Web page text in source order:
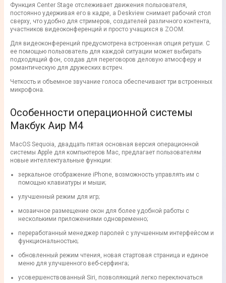
Функция Center Stage отслеживает движения пользователя,
постоянно удерживая его в кадре, а Deskview снимает рабочий стол
сверху, что удобно для стримеров, создателей различного контента,
участников видеоконференций и просто учащихся в ZOOM.
Для видеоконференций предусмотрена встроенная опция ретуши. С
ее помощью пользователь для каждой ситуации может выбирать
подходящий фон, создав для переговоров деловую атмосферу и
романтическую для дружеских встреч.
Четкость и объемное звучание голоса обеспечивают три встроенных
микрофона.
Особенности операционной системы
Макбук Аир М4
MacOS Sequoia, двадцать пятая основная версия операционной
системы Apple для компьютеров Mac, предлагает пользователям
новые интеллектуальные функции:
зеркальное отображение iPhone, возможность управлять им с
помощью клавиатуры и мыши;
улучшенный режим для игр;
мозаичное размещение окон для более удобной работы с
несколькими приложениями одновременно;
переработанный менеджер паролей с улучшенным интерфейсом и
функциональностью;
обновленный режим чтения, новая стартовая страница и единое
меню для улучшенного веб-серфинга;
усовершенствованный Siri, позволяющий легко переключаться